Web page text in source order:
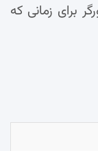
برای زمانی که